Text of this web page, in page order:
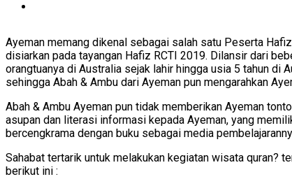
Ayeman memang dikenal sebagai salah satu Peserta
disiarkan pada tayangan Hafiz RCTI 2019. Dilansir dari
orangtuanya di Australia sejak lahir hingga usia 5 tahun di
sehingga Abah & Ambu dari Ayeman pun mengarahkan
Abah & Ambu Ayeman pun tidak memberikan Ayeman
asupan dan literasi informasi kepada Ayeman, yang
bercengkrama dengan buku sebagai media
Sahabat tertarik untuk melakukan kegiatan wisata quran?
berikut ini :